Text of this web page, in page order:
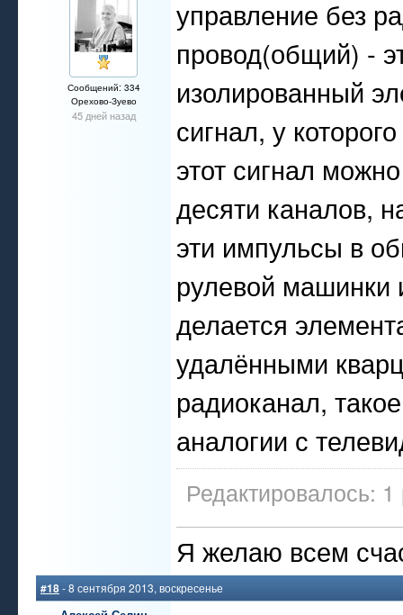
Сообщений: 334
Орехово-Зуево
45 дней назад
управление без
провод(общий) -
изолированный
сигнал, у
этот сигнал
десяти каналов,
эти импульсы в
рулевой машинки
делается
удалёнными
радиоканал,
аналогии с
Редактировалось:
Я желаю всем
#18- 8 сентября 2013, воскресенье